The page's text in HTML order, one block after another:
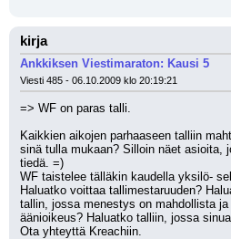
kirja
Ankkiksen Viestimaraton: Kausi 5
Viesti 485 - 06.10.2009 klo 20:19:21
=> WF on paras talli.
Kaikkien aikojen parhaaseen talliin
sinä tulla mukaan? Silloin näet asioita,
tiedä. =)
WF taistelee tälläkin kaudella yksilö-
Haluatko voittaa tallimestaruuden?
tallin, jossa menestys on mahdollista
äänioikeus? Haluatko talliin, jossa
Ota yhteyttä Kreachiin.